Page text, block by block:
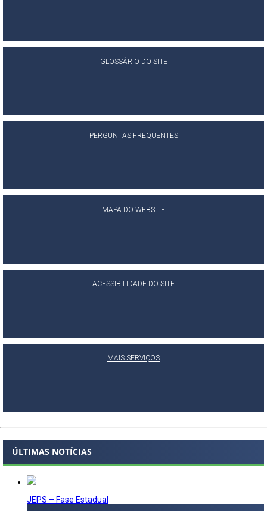
GLOSSÁRIO DO SITE
PERGUNTAS FREQUENTES
MAPA DO WEBSITE
ACESSIBILIDADE DO SITE
MAIS SERVIÇOS
ÚLTIMAS NOTÍCIAS
JEPS – Fase Estadual